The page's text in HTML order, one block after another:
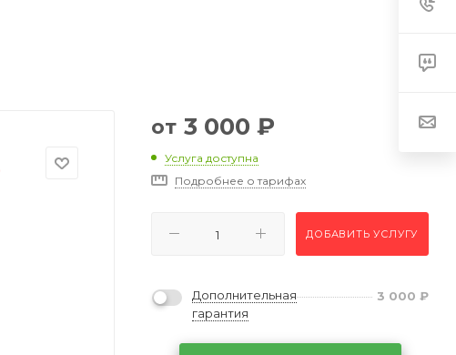
от 3 000 ₽
Услуга доступна
Подробнее о тарифах
ДОБАВИТЬ УСЛУГУ
Дополнительная
гарантия
3 000 ₽